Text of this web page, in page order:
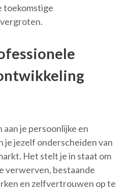
toekomstige
je persoonlijke en
je jezelf onderscheiden van
Het stelt je in staat om
verwerven, bestaande
en zelfvertrouwen op te